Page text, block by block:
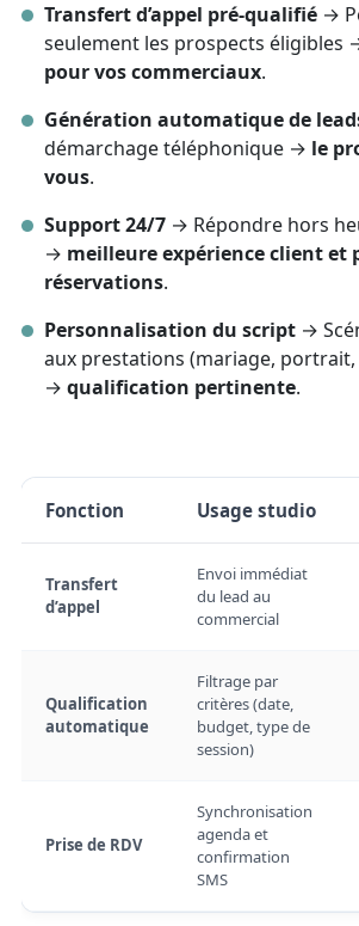
Transfert d’appel pré‑qualifié →
seulement les prospects éligibles
pour vos commerciaux.
Génération automatique de
démarchage téléphonique → le
vous.
Support 24/7 → Répondre hors
→ meilleure expérience client et
réservations.
Personnalisation du script →
aux prestations (mariage,
→qualification pertinente.
Fonction Usage studio
Transfert
d’appel
Envoi immédiat
du lead au
commercial
Qualification
automatique
Filtrage par
critères (date,
budget, type de
session)
Prise de RDV
Synchronisation
agenda et
confirmation
SMS